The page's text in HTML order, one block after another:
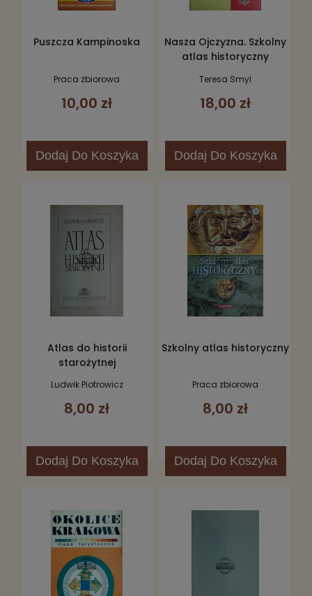
Puszcza Kampinoska
Praca zbiorowa
10,00 zł
Dodaj Do Koszyka
Nasza Ojczyzna. Szkolny
atlas historyczny
Teresa Smyl
18,00 zł
Dodaj Do Koszyka
Atlas do historii
starożytnej
Ludwik Piotrowicz
8,00 zł
Dodaj Do Koszyka
Szkolny atlas historyczny
Praca zbiorowa
8,00 zł
Dodaj Do Koszyka